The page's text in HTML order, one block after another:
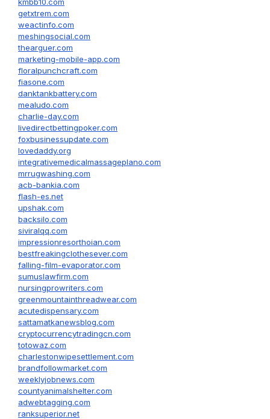
getxtrem.com
weactinfo.com
meshingsocial.com
thearguer.com
marketing-mobile-app.com
floralpunchcraft.com
fiasone.com
danktankbattery.com
mealudo.com
charlie-day.com
livedirectbettingpoker.com
foxbusinessupdate.com
lovedaddy.org
integrativemedicalmassageplano.com
mrrugwashing.com
acb-bankia.com
flash-es.net
upshak.com
backsilo.com
siviralqq.com
impressionresorthoian.com
bestfreakingclothesever.com
falling-film-evaporator.com
sumuslawfirm.com
nursingprowriters.com
greenmountainthreadwear.com
acutedispensary.com
sattamatkanewsblog.com
cryptocurrencytradingcn.com
totowaz.com
charlestonwipesettlement.com
brandfollowmarket.com
weeklyjobnews.com
countyanimalshelter.com
adwebtagging.com
ranksuperior.net